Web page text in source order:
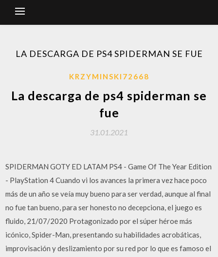
LA DESCARGA DE PS4 SPIDERMAN SE FUE
KRZYMINSKI72668
La descarga de ps4 spiderman se
fue
31.01.2021
SPIDERMAN GOTY ED LATAM PS4 - Game Of The Year Edition
- PlayStation 4 Cuando vi los avances la primera vez hace poco
más de un año se veía muy bueno para ser verdad, aunque al final
no fue tan bueno, para ser honesto no decepciona, el juego es
fluido, 21/07/2020 Protagonizado por el súper héroe más
icónico, Spider-Man, presentando su habilidades acrobáticas,
improvisación y deslizamiento por su red por lo que es famoso el